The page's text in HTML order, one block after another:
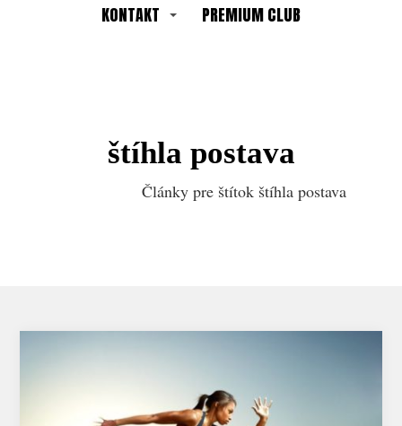
KONTAKT PREMIUM CLUB
štíhla postava
Články pre štítok štíhla postava